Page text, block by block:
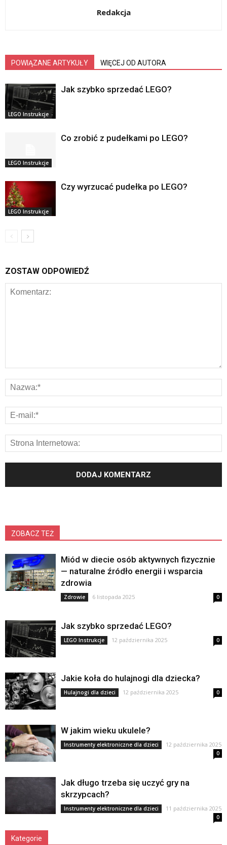
Redakcja
POWIĄZANE ARTYKUŁY WIĘCEJ OD AUTORA
LEGO Instrukcje
Jak szybko sprzedać LEGO?
LEGO Instrukcje
Co zrobić z pudełkami po LEGO?
LEGO Instrukcje
Czy wyrzucać pudełka po LEGO?
ZOSTAW ODPOWIEDŹ
ZOBACZ TEŻ
Miód w diecie osób aktywnych fizycznie
— naturalne źródło energii i wsparcia
zdrowia
Zdrowie 6 listopada 2025 0
Jak szybko sprzedać LEGO?
LEGO Instrukcje 12 października 2025 0
Jakie koła do hulajnogi dla dziecka?
Hulajnogi dla dzieci 12 października 2025 0
W jakim wieku ukulele?
Instrumenty elektroniczne dla dzieci 12 października 2025
0
Jak długo trzeba się uczyć gry na
skrzypcach?
Instrumenty elektroniczne dla dzieci 11 października 2025
0
Kategorie